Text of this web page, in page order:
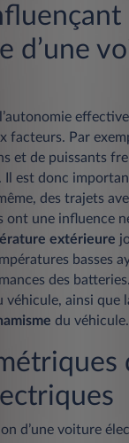
d’une
facteurs. Par
et de puissants
Il est donc
des trajets
ont une influence
extérieure
basses
des
véhicule, ainsi que
du véhicule.
d’une voiture